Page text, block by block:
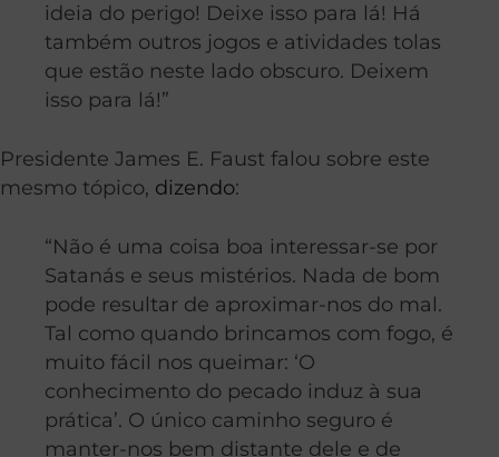
ideia do perigo! Deixe isso para lá! Há
também outros jogos e atividades tolas
que estão neste lado obscuro. Deixem
isso para lá!”
Presidente James E. Faust falou sobre este
mesmo tópico, dizendo:
“Não é uma coisa boa interessar-se por
Satanás e seus mistérios. Nada de bom
pode resultar de aproximar-nos do mal.
Tal como quando brincamos com fogo, é
muito fácil nos queimar: ‘O
conhecimento do pecado induz à sua
prática’. O único caminho seguro é
manter-nos bem distante dele e de